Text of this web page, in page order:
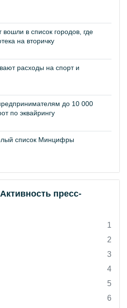
в список городов, где
на вторичку
расходы на спорт и
до 10 000
по эквайрингу
список Минцифры
пресс-
1
2
3
4
5
6